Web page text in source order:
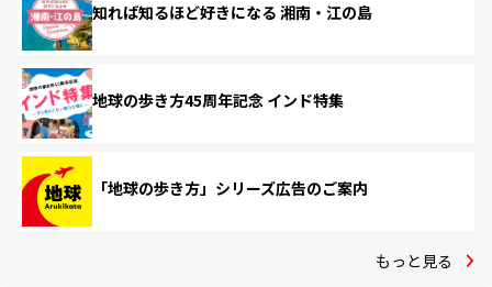
知れば知るほど好きになる 湘南・江の島
地球の歩き方45周年記念 インド特集
「地球の歩き方」シリーズ広告のご案内
もっと見る